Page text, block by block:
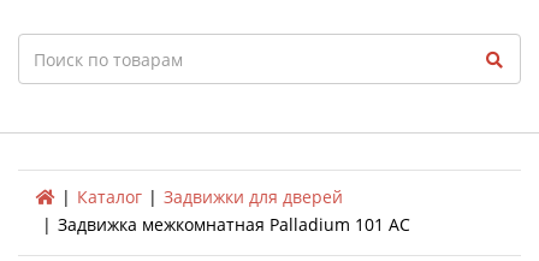
Search
Каталог
Задвижки для дверей
Задвижка межкомнатная Palladium 101 AC